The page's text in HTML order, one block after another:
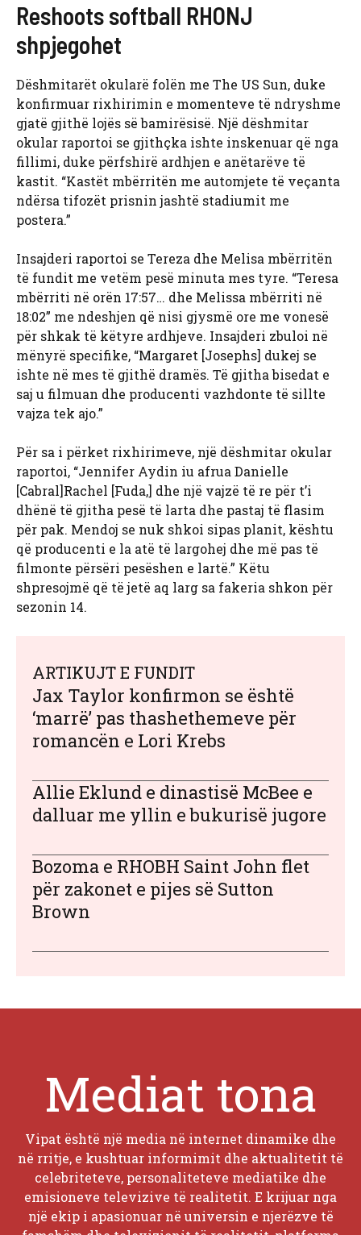
Reshoots softball RHONJ
shpjegohet
Dëshmitarët okularë folën me The US Sun, duke
konfirmuar rixhirimin e momenteve të ndryshme
gjatë gjithë lojës së bamirësisë. Një dëshmitar
okular raportoi se gjithçka ishte inskenuar që nga
fillimi, duke përfshirë ardhjen e anëtarëve të
kastit. “Kastët mbërritën me automjete të veçanta
ndërsa tifozët prisnin jashtë stadiumit me
postera.”
Insajderi raportoi se Tereza dhe Melisa mbërritën
të fundit me vetëm pesë minuta mes tyre. “Teresa
mbërriti në orën 17:57… dhe Melissa mbërriti në
18:02” me ndeshjen që nisi gjysmë ore me vonesë
për shkak të këtyre ardhjeve. Insajderi zbuloi në
mënyrë specifike, “Margaret [Josephs] dukej se
ishte në mes të gjithë dramës. Të gjitha bisedat e
saj u filmuan dhe producenti vazhdonte të sillte
vajza tek ajo.”
Për sa i përket rixhirimeve, një dëshmitar okular
raportoi, “Jennifer Aydin iu afrua Danielle
[Cabral]Rachel [Fuda,] dhe një vajzë të re për t’i
dhënë të gjitha pesë të larta dhe pastaj të flasim
për pak. Mendoj se nuk shkoi sipas planit, kështu
që producenti e la atë të largohej dhe më pas të
filmonte përsëri pesëshen e lartë.” Këtu
shpresojmë që të jetë aq larg sa fakeria shkon për
sezonin 14.
ARTIKUJT E FUNDIT
Jax Taylor konfirmon se është
‘marrë’ pas thashethemeve për
romancën e Lori Krebs
Allie Eklund e dinastisë McBee e
dalluar me yllin e bukurisë jugore
Bozoma e RHOBH Saint John flet
për zakonet e pijes së Sutton
Brown
Mediat tona
Vipat është një media në internet dinamike dhe
në rritje, e kushtuar informimit dhe aktualitetit të
celebriteteve, personaliteteve mediatike dhe
emisioneve televizive të realitetit. E krijuar nga
një ekip i apasionuar në universin e njerëzve të